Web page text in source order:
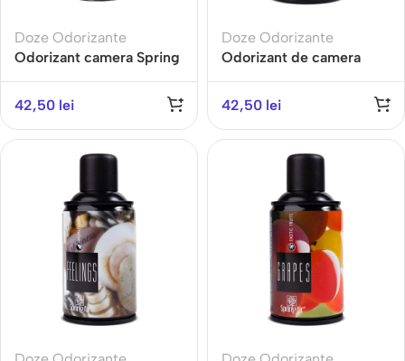
Doze Odorizante
Odorizant camera Spring
Air – Supreme – 3000
pulverizari, parfum
premium
42,50 lei
Doze Odorizante
Odorizant de camera
BLUE VELVET-Gama
AROMATHERAPY
42,50 lei